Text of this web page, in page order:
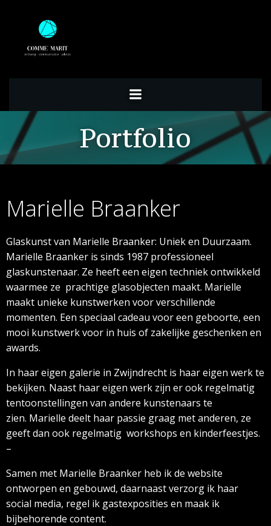
Portfolio
Marielle Braanker
Glaskunst van Marielle Braanker: Uniek en Duurzaam.
Marielle Braanker is sinds 1987 professioneel
glaskunstenaar. Ze heeft een eigen techniek ontwikkeld
waarmee ze prachtige glasobjecten maakt. Marielle
maakt unieke kunstwerken voor verschillende
momenten. Een speciaal cadeau voor een geboorte, een
mooi kunstwerk voor in huis of zakelijke geschenken en
awards.
In haar eigen galerie in Zwijndrecht is haar eigen werk te
bekijken. Naast haar eigen werk zijn er ook regelmatig
tentoonstellingen van andere kunstenaars te
zien. Marielle deelt haar passie graag met anderen, ze
geeft dan ook regelmatig workshops en kinderfeestjes.
–
Samen met Marielle Braanker heb ik de website
ontworpen en gebouwd, daarnaast verzorg ik haar
social media, regel ik gastexposities en maak ik
bijbehorende content.